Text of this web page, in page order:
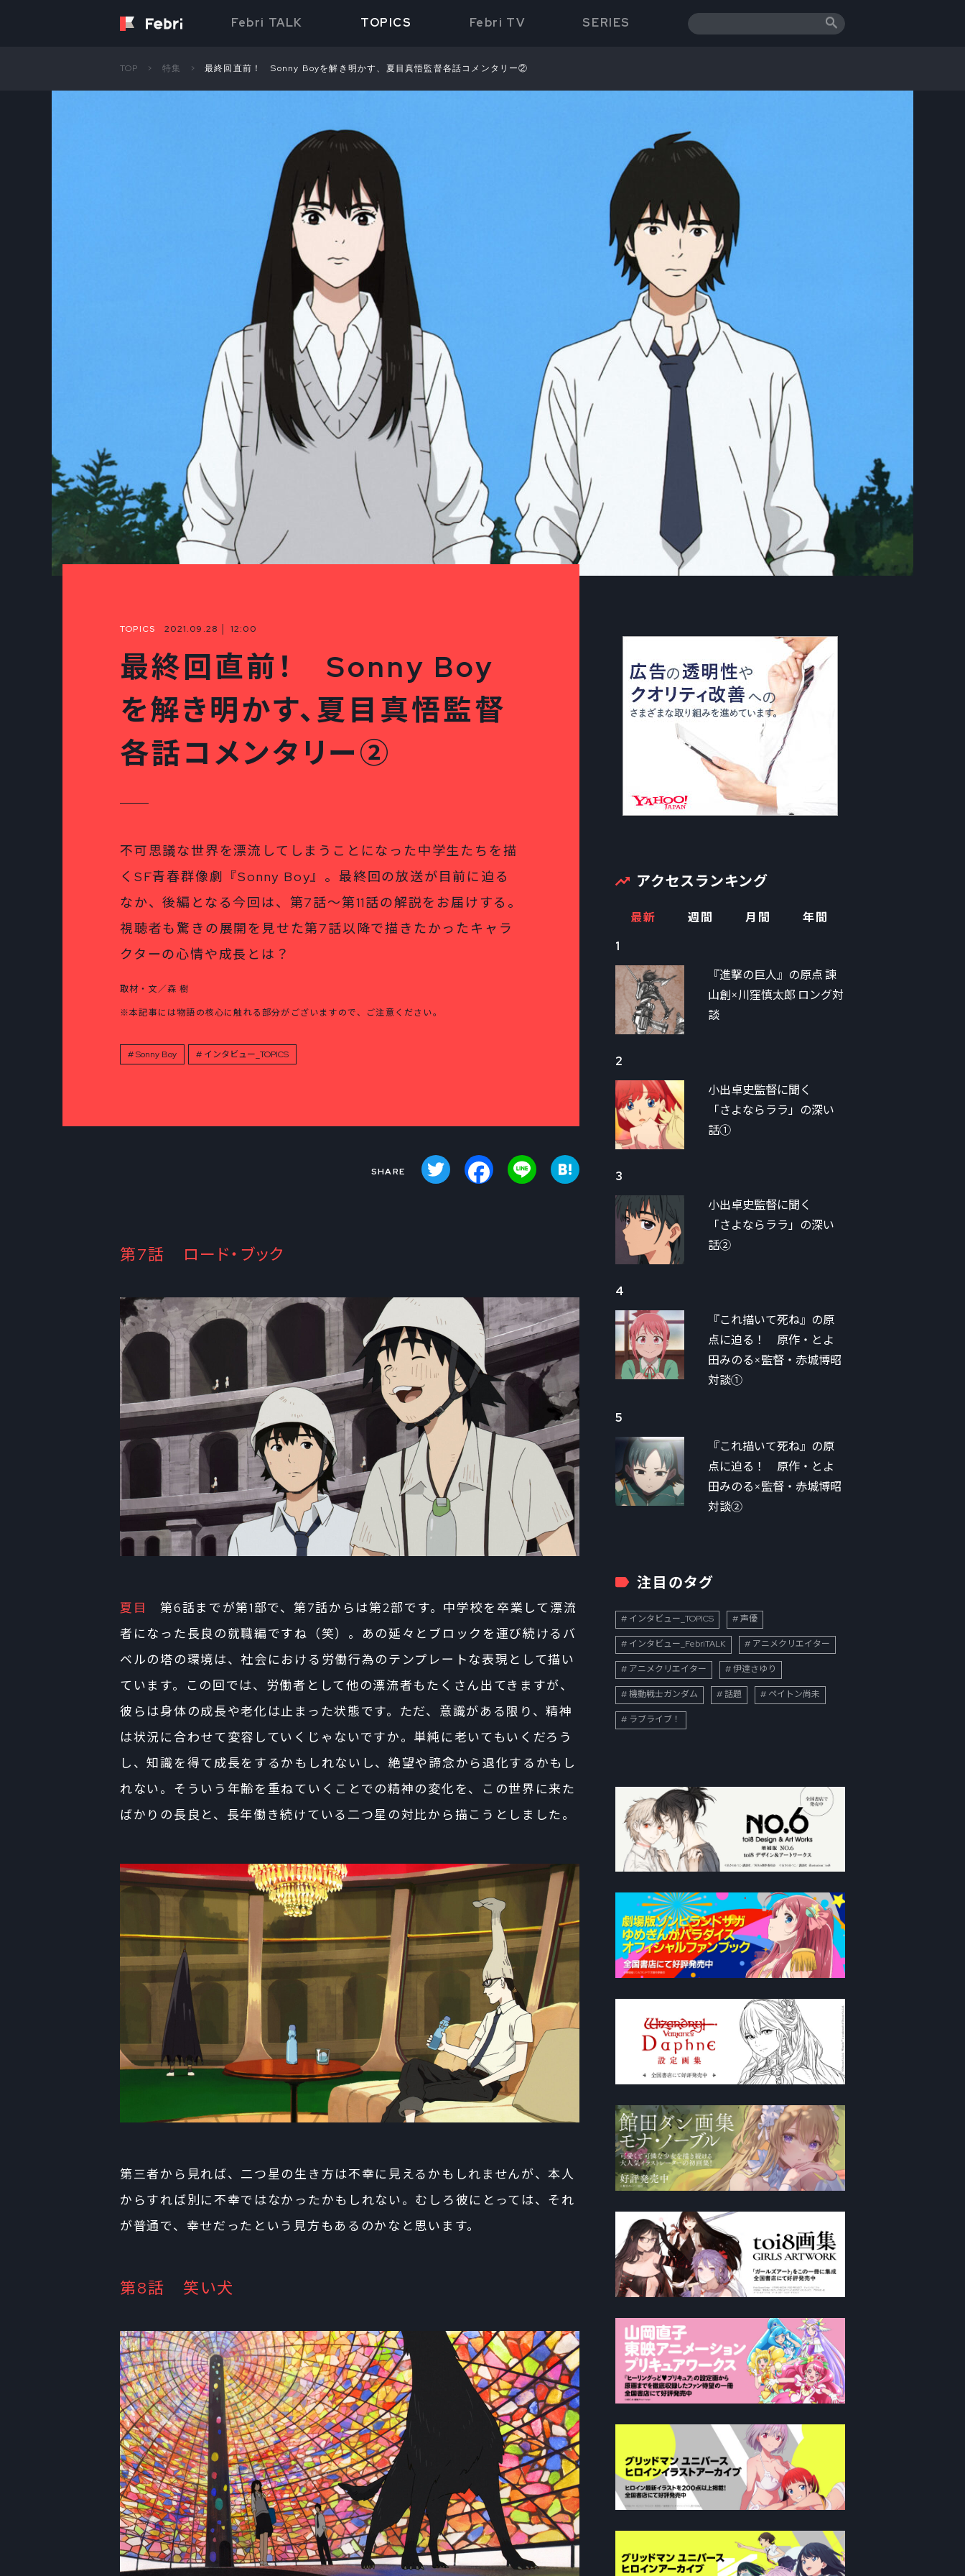
Febri TALK TOPICS Febri TV SERIES
TOP 特集 最終回直前！ Sonny Boyを解き明かす、夏目真悟監督各話コメンタリー②
TOPICS 2021.09.28 │ 12:00
最終回直前！ Sonny Boy
を解き明かす、夏目真悟監督
各話コメンタリー②
不可思議な世界を漂流してしまうことになった中学生たちを描
くSF青春群像劇『Sonny Boy』。最終回の放送が目前に迫る
なか、後編となる今回は、第7話～第11話の解説をお届けする。
視聴者も驚きの展開を見せた第7話以降で描きたかったキャラ
クターの心情や成長とは？
取材・文／森 樹
※本記事には物語の核心に触れる部分がございますので、ご注意ください。
Sonny Boy インタビュー_TOPICS
Twitter Facebook Line
第7話 ロード・ブック
夏目
第6話までが第1部で、第7話からは第2部です。中学校を卒業して漂流
者になった長良の就職編ですね（笑）。あの延々とブロックを運び続けるバ
ベルの塔の環境は、社会における労働行為のテンプレートな表現として描い
ています。この回では、労働者として他の漂流者もたくさん出てきますが、
彼らは身体の成長や老化は止まった状態です。ただ、意識がある限り、精神
は状況に合わせて変容していくじゃないですか。単純に老いてもいくだろう
し、知識を得て成長をするかもしれないし、絶望や諦念から退化するかもし
れない。そういう年齢を重ねていくことでの精神の変化を、この世界に来た
ばかりの長良と、長年働き続けている二つ星の対比から描こうとしました。
第三者から見れば、二つ星の生き方は不幸に見えるかもしれませんが、本人
からすれば別に不幸ではなかったかもしれない。むしろ彼にとっては、それ
が普通で、幸せだったという見方もあるのかなと思います。
第8話 笑い犬
アクセスランキング
最新 週間 月間
年間
1
『進撃の巨人』の原点 諫
山創×川窪慎太郎 ロング対
談
2
小出卓史監督に聞く
「さよならララ」の深い
話①
3
小出卓史監督に聞く
「さよならララ」の深い
話②
4
『これ描いて死ね』の原
点に迫る！ 原作・とよ
田みのる×監督・赤城博昭
対談①
5
『これ描いて死ね』の原
点に迫る！ 原作・とよ
田みのる×監督・赤城博昭
対談②
注目のタグ
インタビュー_TOPICS 声優
インタビュー_FebriTALK アニメクリエイター
アニメクリエイター 伊達さゆり
機動戦士ガンダム 話題 ペイトン尚未
ラブライブ！